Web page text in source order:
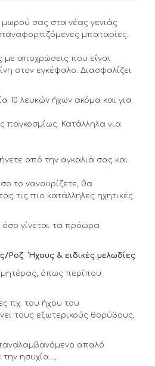
μωρού σας στα νέας γενιάς
μπαταρίες.
αποχρώσεις που είναι
στον εγκέφαλο. Διασφαλίζει
10 λευκών ήχων ακόμα και για
παγκοσμίως. Κατάλληλα για
από την αγκαλιά σας και
το νανουρίζετε, θα
τις πιο κατάλληλες ηχητικές
γίνεται τα πρόωρα
Ροζ Ήχους & ειδικές μελωδίες
μητέρας, όπως περίπου
πχ. του ήχου του
τους εξωτερικούς θορύβους,
απαλό
ησυχία...,